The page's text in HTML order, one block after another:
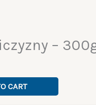
–
CART